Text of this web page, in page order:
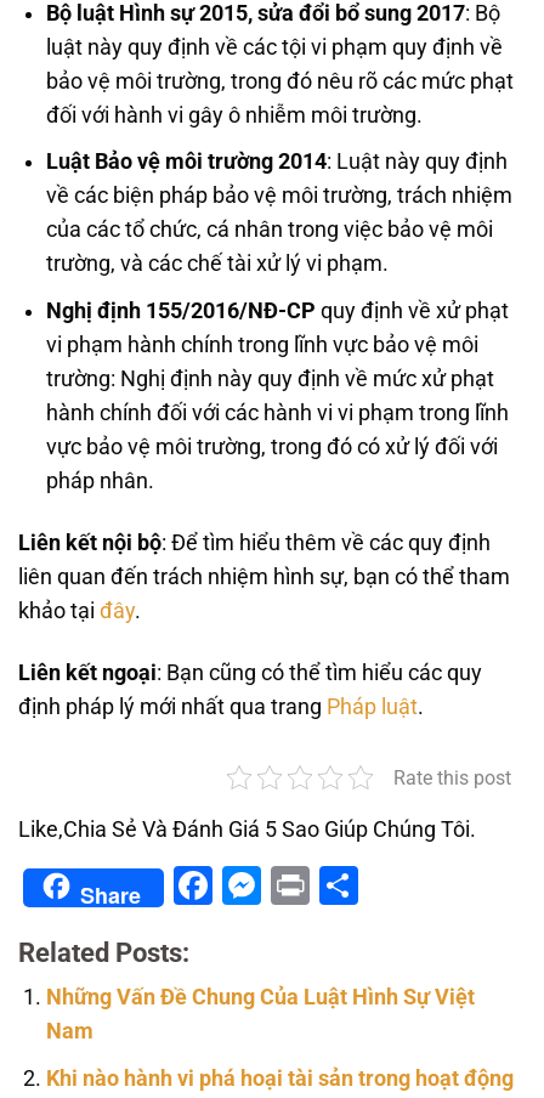
Bộ luật Hình sự 2015, sửa đổi bổ sung 2017: Bộ
luật này quy định về các tội vi phạm quy định về
bảo vệ môi trường, trong đó nêu rõ các mức phạt
đối với hành vi gây ô nhiễm môi trường.
Luật Bảo vệ môi trường 2014: Luật này quy định
về các biện pháp bảo vệ môi trường, trách nhiệm
của các tổ chức, cá nhân trong việc bảo vệ môi
trường, và các chế tài xử lý vi phạm.
Nghị định 155/2016/NĐ-CP quy định về xử phạt
vi phạm hành chính trong lĩnh vực bảo vệ môi
trường: Nghị định này quy định về mức xử phạt
hành chính đối với các hành vi vi phạm trong lĩnh
vực bảo vệ môi trường, trong đó có xử lý đối với
pháp nhân.
Liên kết nội bộ: Để tìm hiểu thêm về các quy định
liên quan đến trách nhiệm hình sự, bạn có thể tham
khảo tại đây.
Liên kết ngoại: Bạn cũng có thể tìm hiểu các quy
định pháp lý mới nhất qua trang Pháp luật.
Rate this post
Like,Chia Sẻ Và Đánh Giá 5 Sao Giúp Chúng Tôi.
Share Facebook
Messenger
Print
Related Posts:
Những Vấn Đề Chung Của Luật Hình Sự Việt
Nam
Khi nào hành vi phá hoại tài sản trong hoạt động